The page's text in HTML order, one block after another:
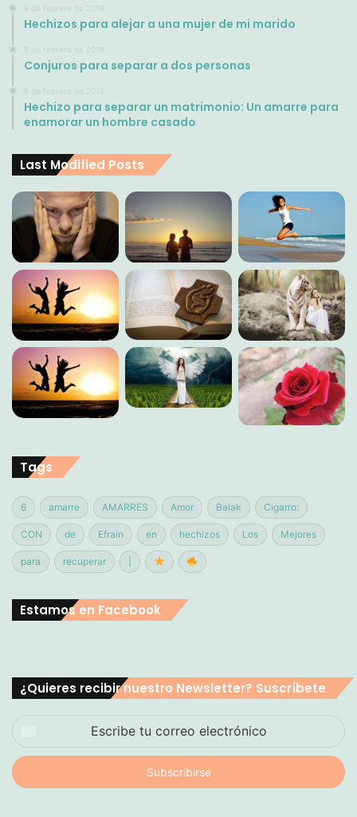
8 de febrero de 2016
Hechizos para alejar a una mujer de mi marido
8 de febrero de 2016
Conjuros para separar a dos personas
8 de febrero de 2016
Hechizo para separar un matrimonio: Un amarre para
enamorar un hombre casado
Last Modified Posts
Tags
6 amarre AMARRES Amor Balak Cigarro:
CON de Efrain en hechizos Los Mejores
para recuperar
Estamos en Facebook
¿Quieres recibir nuestro Newsletter? Suscríbete
correo
electrónico